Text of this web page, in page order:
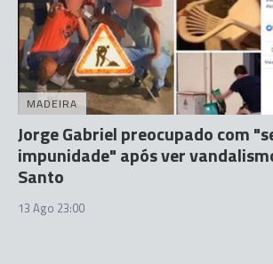
MADEIRA
Jorge Gabriel preocupado com
impunidade" após ver
Santo
13 Ago 23:00